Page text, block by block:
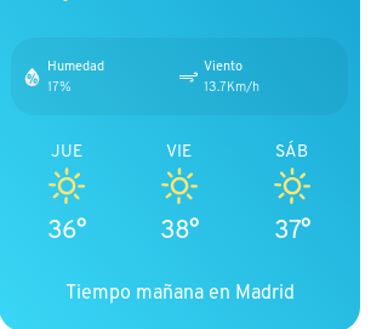
Humedad
17%
Viento
13.7Km/h
JUE
36°
VIE
38°
SÁB
37°
Tiempo mañana en Madrid